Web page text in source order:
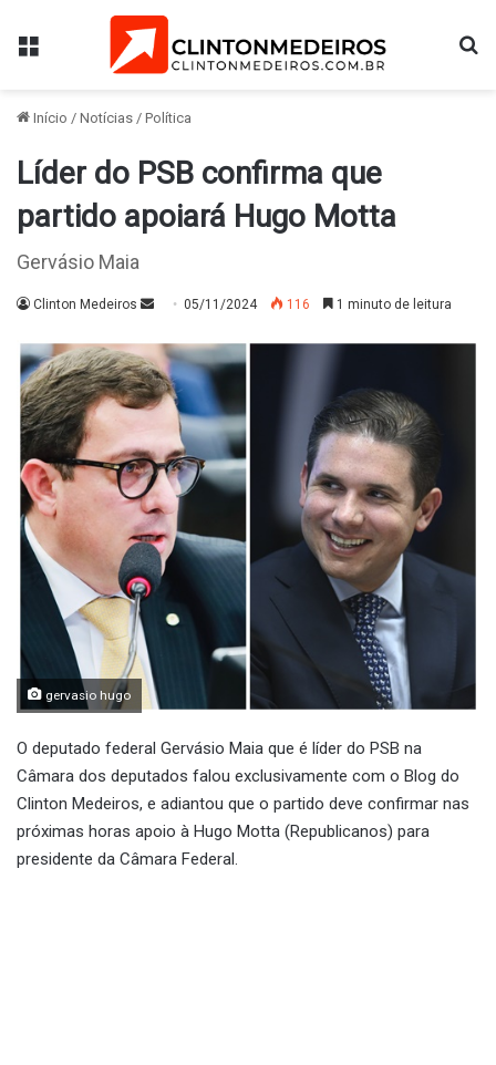
Menu
Início / Notícias / Política
Líder do PSB confirma que
partido apoiará Hugo Motta
Gervásio Maia
Clinton Medeiros
Mande
mail
05/11/2024 116 1 minuto de leitura
gervasio hugo
O deputado federal Gervásio Maia que é líder do PSB na
Câmara dos deputados falou exclusivamente com o Blog do
Clinton Medeiros, e adiantou que o partido deve confirmar nas
próximas horas apoio à Hugo Motta (Republicanos) para
presidente da Câmara Federal.